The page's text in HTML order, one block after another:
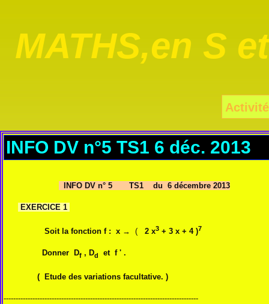
MATHS,en S
Activité
INFO DV n°5 TS1 6 déc. 2013
INFO DV n° 5 TS1 du 6 décembre 2013
EXERCICE 1
Soit la fonction f : x → ( 2 x3 + 3 x + 4 )7
Donner Df , Dd et f ' .
( Etude des variations facultative. )
---------------------------------------------------------------------------------